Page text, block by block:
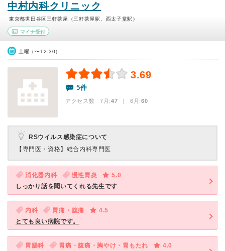
中村内科クリニック
東京都世田谷区三軒茶屋（三軒茶屋駅、西太子堂駅）
マイナ受付
土曜（〜12:30）
3.69
5件
アクセス数 7月:47 | 6月:60
RSウイルス感染症について
【専門医・資格】 総合内科専門医
消化器内科 慢性胃炎
5.0
しっかり話を聞いてくれる先生です
内科 胃痛・腹痛
4.5
とても良い病院です。
胃腸科 胃痛・腹痛・胸やけ・胃もたれ 4.0